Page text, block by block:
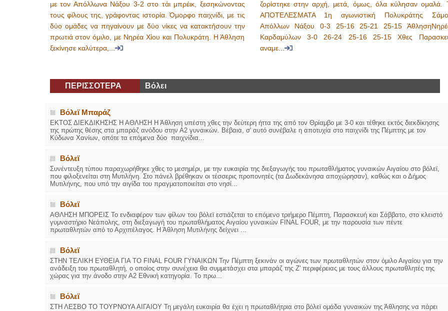
με τον Απόλλωνα Νάξου 3-2 στο τάι μπρέικ, ξεσηκώνοντας
τους φίλους της, γράφοντας ιστορία. Όμορφο παιχνίδι, με τις
δύο ομάδες να πηγαίνουν με δύο νίκες να κατακτήσουν την
πρωτιά στον όμιλο, με Νηρέα Χίου και Πολυκράτη. Η Άθληση
ξεκίνησε καλύτερα,...
ζορίστηκε στην αρχή, μετά, όμως, όλα κύλησαν ομαλά.
ΑΠΟΤΕΛΕΣΜΑΤΑ 1η αγωνιστική Πολυκράτης
Απόλλων Νάξου 0-3 25-16 25-21 25-15
Καρδαμύλων 3-0 26-24 25-16 25-15 Χθες
αναμε...
ΠΕΡΙΣΣΟΤΕΡΑ Βόλει
Βόλεϊ Μπαράζ
ΕΚΤΟΣ ΔΙΕΚΔΙΚΗΣΗΣ Η ΑΘΛΗΣΗ Η Άθληση υπέστη χθες την δεύτερη ήττα της από τον Θρίαμβο με 3-0 και τέθηκε εκτός διεκδίκησης
της πρώτης θέσης στα μπαράζ ανόδου στην Α2 γυναικών. Βέβαια, σ' αυτό συνέβαλε η αποτυχία στο παιχνίδι της Πέμπτης με τον
Κύδωνα Χανίων, οπότε τα επόμενα δύο παιχνίδια...
Βόλεϊ
Συνέντευξη τύπου παραχωρήθηκε χθες το μεσημέρι, με την ευκαιρία της διεξαγωγής του πρωταθλήματος γυναικών Αιγαίου στο βόλεϊ,
που φιλοξενείται στη Μυτιλήνη. Στο πάνελ βρέθηκαν οι τέσσερις προπονητές (τα Δωδεκάνησα αποχώρησαν), καθώς και ο Δήμος
Μυτιλήνης, που υπό την αιγίδα του πραγματοποιείται στο νησί...
Βόλεϊ
ΑΘΛΗΣΗ ΜΠΟΡΕΙΣ Το ενδιαφέρον των φίλων του βόλεϊ εστιάζεται το επόμενο τριήμερο Πέμπτη, Παρασκευή και Σάββατο, στο κλειστό
γυμναστήριο Νεάπολης, στη διεξαγωγή του πρωταθλήματος Αιγαίου γυναικών FINAL FOUR, με την παρουσία των πέντε
πρωταθλητών από το Αρχιπέλαγος. Η Άθληση Μυτιλήνης δείχνει ...
Βόλεϊ
ΣΤΗΝ ΤΕΛΙΚΗ ΕΥΘΕΙΑ ΓΙΑ ΤΟ FINAL FOUR ΓΥΝΑΙΚΩΝ Την Πέμπτη ξεκινάν οι αγώνες των πρωταθλητών στον όμιλο Αιγαίου για την
ανάδειξη του πρωταθλητή, ο οποίος στην συνέχεια θα συμμετάσχει στα μπαράζ της Ζ' περιφέρειας με τους άλλους πρωταθλητές της
χώρας για την άνοδο στην Α2 Εθνική κατηγορία. Το πρω...
Βόλεϊ
ΣΤΗ ΛΕΣΒΟ ΤΟ ΤΟΥΡΝΟΥΑ ΑΙΓΑΙΟΥ Τη μεγάλη ευκαιρία θα έχει η πρωταθλήτρια στο βόλεϊ ομάδα γυναικών της Άθλησης να πάρει